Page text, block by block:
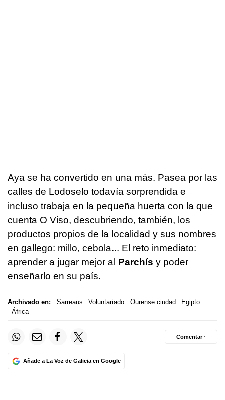
Aya se ha convertido en una más. Pasea por las
calles de Lodoselo todavía sorprendida e
incluso trabaja en la pequeña huerta con la que
cuenta O Viso, descubriendo, también, los
productos propios de la localidad y sus nombres
en gallego: millo, cebola... El reto inmediato:
aprender a jugar mejor al Parchís y poder
enseñarlo en su país.
Archivado en: Sarreaus Voluntariado Ourense ciudad
Egipto
África
Añade a La Voz de Galicia en Google
Comentar ·